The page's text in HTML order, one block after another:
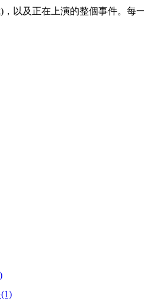
以及正在上演的整個事件。每